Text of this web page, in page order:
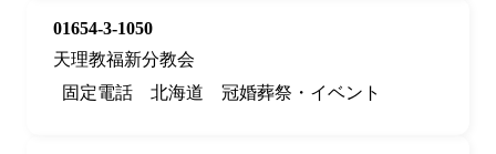
01654-3-1050
天理教福新分教会
固定電話
北海道 冠婚葬祭・イベント